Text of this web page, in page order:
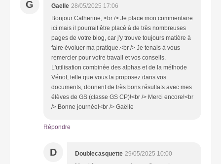
G Gaelle 28/05/2025 17:06
Bonjour Catherine, <br /> Je place mon commentaire
ici mais il pourrait être placé à de très nombreuses
pages de votre blog, car j'y trouve toujours matière à
faire évoluer ma pratique.<br /> Je tenais à vous
remercier pour votre travail et vos conseils.
L'utilisation combinée des alphas et de la méthode
Vénot, telle que vous la proposez dans vos
documents, donnent de très bons résultats avec mes
élèves de GS (classe GS CP)!<br /> Merci encore!<br
/> Bonne journée!<br /> Gaëlle
Répondre
D Doublecasquette 29/05/2025 10:00